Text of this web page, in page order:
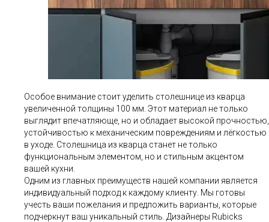
Особое внимание стоит уделить столешнице из кварца
увеличенной толщины 100 мм. Этот материал не только
выглядит впечатляюще, но и обладает высокой прочностью,
устойчивостью к механическим повреждениям и лёгкостью
в уходе. Столешница из кварца станет не только
функциональным элементом, но и стильным акцентом
вашей кухни.
Одним из главных преимуществ нашей компании является
индивидуальный подход к каждому клиенту. Мы готовы
учесть ваши пожелания и предложить варианты, которые
подчеркнут ваш уникальный стиль. Дизайнеры Rubicks